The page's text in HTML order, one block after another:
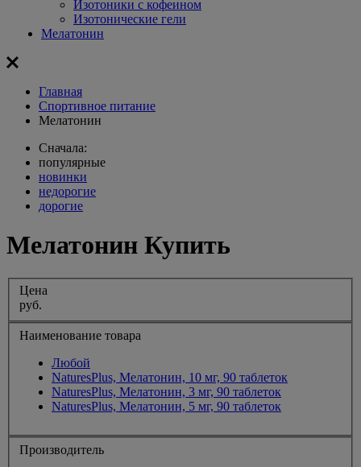
Изотоники с кофеином
Изотонические гели
Мелатонин
Главная
Спортивное питание
Мелатонин
Сначала:
популярные
новинки
недорогие
дорогие
Мелатонин Купить
Цена
руб.
Наименование товара
Любой
NaturesPlus, Мелатонин, 10 мг, 90 таблеток
NaturesPlus, Мелатонин, 3 мг, 90 таблеток
NaturesPlus, Мелатонин, 5 мг, 90 таблеток
Производитель